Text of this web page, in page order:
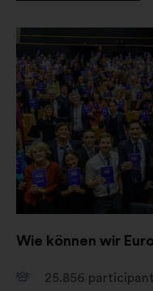
Wie können wir
25.856
Ouverture
dans
un
nouvel
onglet